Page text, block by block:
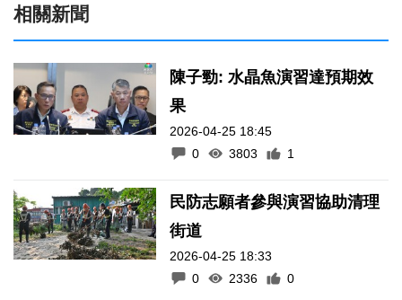
相關新聞
陳子勁: 水晶魚演習達預期效
果
2026-04-25 18:45
0
3803 1
民防志願者參與演習協助清理
街道
2026-04-25 18:33
0
2336 0